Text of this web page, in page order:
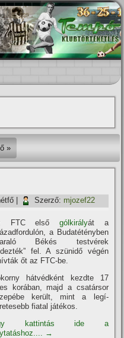
»
Szerző: mjozef22
FTC első gólkirályát a
a Budatétényben
Békés testvérek
fel. A szünidő végén
őt az FTC-be.
hátvédként kezdte 17
korában, majd a csatársor
került, mint a legí­
fiatal játékos.
kattintás ide a
→